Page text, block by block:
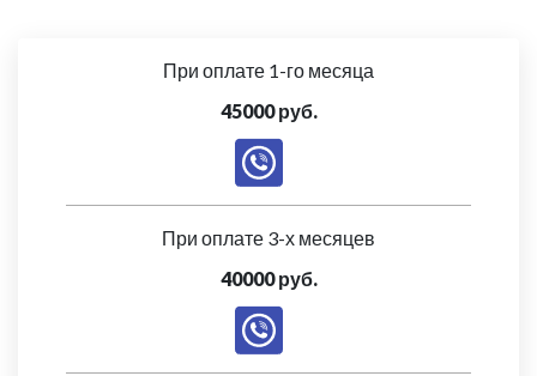
При оплате 1-го месяца
45000 руб.
При оплате 3-х месяцев
40000 руб.